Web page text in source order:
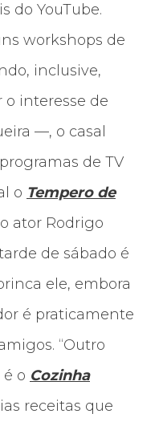
do YouTube.
workshops de
inclusive,
o interesse de
—, o casal
de TV
o Tempero de
ator Rodrigo
de sábado é
ele, embora
é praticamente
“Outro
o Cozinha
receitas que